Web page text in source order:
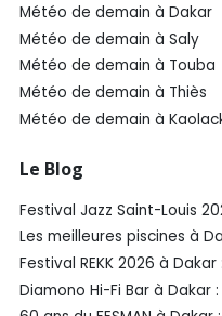
Météo de demain à Dakar
Météo de demain à Saly
Météo de demain à Touba
Météo de demain à Thiès
Météo de demain à
Le Blog
Festival Jazz Saint-Louis
Les meilleures piscines à
SénéGuide
Festival REKK 2026 à
Diamono Hi-Fi Bar à Dakar
aux Spirited Awards®️ 2026